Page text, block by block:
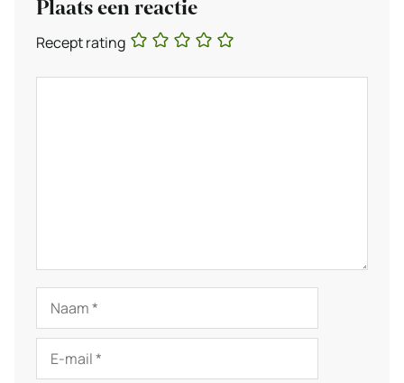
Plaats een reactie
Recept rating
Naam
mail